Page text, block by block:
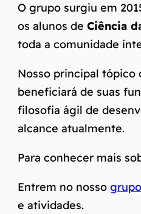
O grupo surgiu em
os alunos de Ciência
toda a comunidade
Nosso principal tópico
beneficiará de suas
filosofia ágil de
alcance atualmente.
Para conhecer mais
Entrem no nosso
e atividades.